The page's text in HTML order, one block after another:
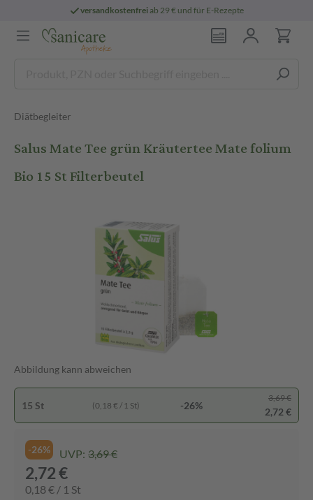
versandkostenfreiab 29 € und für E-Rezepte
Diätbegleiter
Salus Mate Tee grün Kräutertee Mate folium
Bio 15 St Filterbeutel
Abbildung kann abweichen
15 St (0,18 € / 1 St) -26%
3,69 €
2,72 €
-26% UVP: 3,69 €
2,72 €
0,18 € / 1 St